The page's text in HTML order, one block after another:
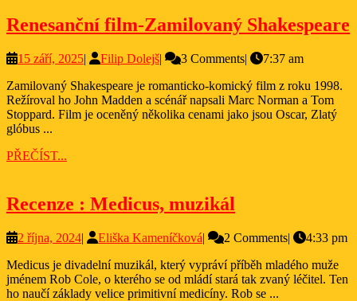
Renesanční film-Zamilovaný Shakespeare
15 září, 202515
2025
| Filip DolejšFilip
| 3 Comments|
7:37 am
Zamilovaný Shakespeare je romanticko-komický film z roku 1998.
Režíroval ho John Madden a scénář napsali Marc Norman a Tom
Stoppard. Film je oceněný několika cenami jako jsou Oscar, Zlatý
glóbus ...
PŘEČÍST...
Recenze : Medicus, muzikál
Medicus,
muzikál
2 října, 20242
2024
| Eliška KameníčkováEliška
| 2 Comments|
4:33 pm
Medicus je divadelní muzikál, který vypráví příběh mladého muže
jménem Rob Cole, o kterého se od mládí stará tak zvaný léčitel. Ten
ho naučí základy velice primitivní medicíny. Rob se ...